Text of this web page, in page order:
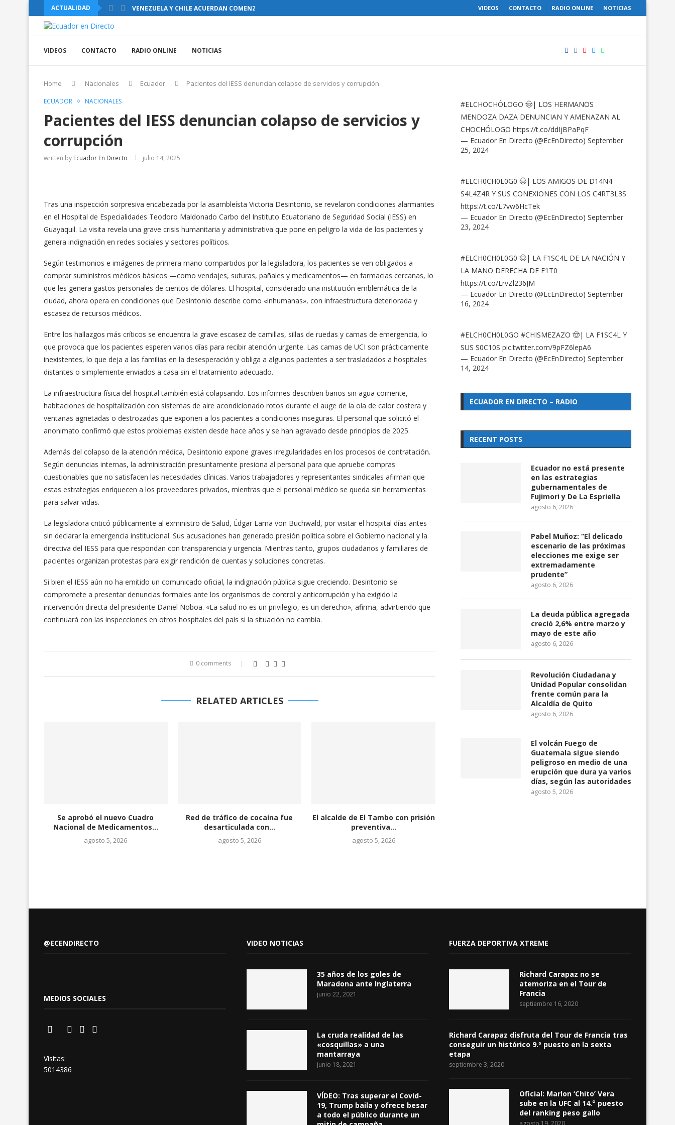
ACTUALIDAD VENEZUELA Y CHILE ACUERDAN COMENZAR EL RESTABLECIMIENTO DE... VIDEOS CONTACTO RADIO ONLINE NOTICIAS
VIDEOS CONTACTO RADIO ONLINE NOTICIAS
Home Nacionales Ecuador Pacientes del IESS denuncian colapso de servicios y corrupción
ECUADOR NACIONALES
Pacientes del IESS denuncian colapso de servicios y
corrupción
written by Ecuador En Directo julio 14, 2025
Tras una inspección sorpresiva encabezada por la asambleísta Victoria Desintonio, se revelaron condiciones alarmantes
en el Hospital de Especialidades Teodoro Maldonado Carbo del Instituto Ecuatoriano de Seguridad Social (IESS) en
Guayaquil. La visita revela una grave crisis humanitaria y administrativa que pone en peligro la vida de los pacientes y
genera indignación en redes sociales y sectores políticos.
Según testimonios e imágenes de primera mano compartidos por la legisladora, los pacientes se ven obligados a
comprar suministros médicos básicos —como vendajes, suturas, pañales y medicamentos— en farmacias cercanas, lo
que les genera gastos personales de cientos de dólares. El hospital, considerado una institución emblemática de la
ciudad, ahora opera en condiciones que Desintonio describe como «inhumanas», con infraestructura deteriorada y
escasez de recursos médicos.
Entre los hallazgos más críticos se encuentra la grave escasez de camillas, sillas de ruedas y camas de emergencia, lo
que provoca que los pacientes esperen varios días para recibir atención urgente. Las camas de UCI son prácticamente
inexistentes, lo que deja a las familias en la desesperación y obliga a algunos pacientes a ser trasladados a hospitales
distantes o simplemente enviados a casa sin el tratamiento adecuado.
La infraestructura física del hospital también está colapsando. Los informes describen baños sin agua corriente,
habitaciones de hospitalización con sistemas de aire acondicionado rotos durante el auge de la ola de calor costera y
ventanas agrietadas o destrozadas que exponen a los pacientes a condiciones inseguras. El personal que solicitó el
anonimato confirmó que estos problemas existen desde hace años y se han agravado desde principios de 2025.
Además del colapso de la atención médica, Desintonio expone graves irregularidades en los procesos de contratación.
Según denuncias internas, la administración presuntamente presiona al personal para que apruebe compras
cuestionables que no satisfacen las necesidades clínicas. Varios trabajadores y representantes sindicales afirman que
estas estrategias enriquecen a los proveedores privados, mientras que el personal médico se queda sin herramientas
para salvar vidas.
La legisladora criticó públicamente al exministro de Salud, Édgar Lama von Buchwald, por visitar el hospital días antes
sin declarar la emergencia institucional. Sus acusaciones han generado presión política sobre el Gobierno nacional y la
directiva del IESS para que respondan con transparencia y urgencia. Mientras tanto, grupos ciudadanos y familiares de
pacientes organizan protestas para exigir rendición de cuentas y soluciones concretas.
Si bien el IESS aún no ha emitido un comunicado oficial, la indignación pública sigue creciendo. Desintonio se
compromete a presentar denuncias formales ante los organismos de control y anticorrupción y ha exigido la
intervención directa del presidente Daniel Noboa. «La salud no es un privilegio, es un derecho», afirma, advirtiendo que
continuará con las inspecciones en otros hospitales del país si la situación no cambia.
0 comments
RELATED ARTICLES
Se aprobó el nuevo Cuadro
Nacional de Medicamentos...
agosto 5, 2026
Red de tráfico de cocaína fue
desarticulada con...
agosto 5, 2026
El alcalde de El Tambo con prisión
preventiva...
agosto 5, 2026
#ELCHOCHÓLOGO 🤠| LOS HERMANOS
MENDOZA DAZA DENUNCIAN Y AMENAZAN AL
CHOCHÓLOGO https://t.co/ddIjBPaPqF
— Ecuador En Directo (@EcEnDirecto) September
25, 2024
#ELCH0CH0L0G0 🤠| LOS AMIGOS DE D14N4
S4L4Z4R Y SUS CONEXIONES CON LOS C4RT3L3S
https://t.co/L7vw6HcTek
— Ecuador En Directo (@EcEnDirecto) September
23, 2024
#ELCH0CH0L0G0 🤠| LA F1SC4L DE LA NACIÓN Y
LA MANO DERECHA DE F1T0
https://t.co/LrvZl236JM
— Ecuador En Directo (@EcEnDirecto) September
16, 2024
#ELCH0CH0L0GO #CHISMEZAZO 🤠| LA F1SC4L Y
SUS S0C10S pic.twitter.com/9pFZ6lepA6
— Ecuador En Directo (@EcEnDirecto) September
14, 2024
ECUADOR EN DIRECTO – RADIO
RECENT POSTS
Ecuador no está presente
en las estrategias
gubernamentales de
Fujimori y De La Espriella
agosto 6, 2026
Pabel Muñoz: “El delicado
escenario de las próximas
elecciones me exige ser
extremadamente
prudente”
agosto 6, 2026
La deuda pública agregada
creció 2,6% entre marzo y
mayo de este año
agosto 6, 2026
Revolución Ciudadana y
Unidad Popular consolidan
frente común para la
Alcaldía de Quito
agosto 6, 2026
El volcán Fuego de
Guatemala sigue siendo
peligroso en medio de una
erupción que dura ya varios
días, según las autoridades
agosto 5, 2026
@ECENDIRECTO
MEDIOS SOCIALES
Visitas:
5014386
VIDEO NOTICIAS
35 años de los goles de
Maradona ante Inglaterra
junio 22, 2021
La cruda realidad de las
«cosquillas» a una
mantarraya
junio 18, 2021
VÍDEO: Tras superar el Covid-
19, Trump baila y ofrece besar
a todo el público durante un
FUERZA DEPORTIVA XTREME
Richard Carapaz no se
atemoriza en el Tour de
Francia
septiembre 16, 2020
Richard Carapaz disfruta del Tour de Francia tras
conseguir un histórico 9.º puesto en la sexta
etapa
septiembre 3, 2020
Oficial: Marlon ‘Chito’ Vera
sube en la UFC al 14.° puesto
del ranking peso gallo